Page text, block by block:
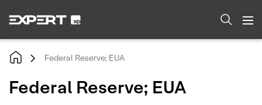
Federal Reserve; EUA
Federal Reserve; EUA